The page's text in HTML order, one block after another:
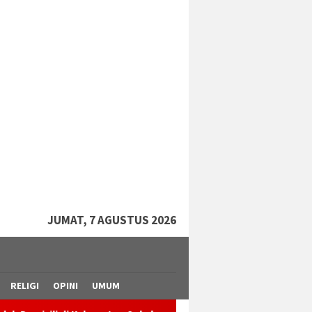
JUMAT, 7 AGUSTUS 2026
RELIGI OPINI UMUM